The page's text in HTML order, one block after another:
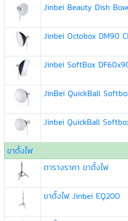
Jinbei Beauty Dish
Jinbei Octobox DM90
Jinbei SoftBox
JinBei QuickBall
Jinbei QuickBall
ขาตั้งไฟ
ตารางราคา ขาตั้งไฟ
ขาตั้งไฟ Jinbei EQ200